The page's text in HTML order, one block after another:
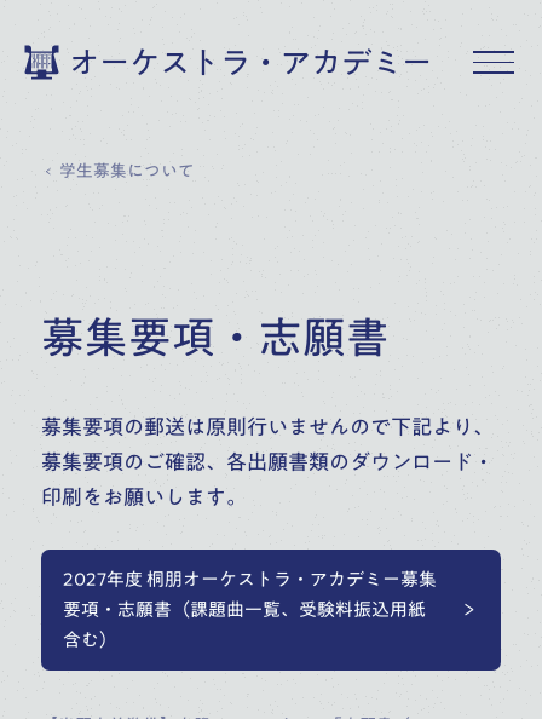
オーケストラ・アカデミー
学生募集について
募集要項・志願書
募集要項の郵送は原則行いませんので下記より、
募集要項のご確認、各出願書類のダウンロード・
印刷をお願いします。
2027年度 桐朋オーケストラ・アカデミー募集
要項・志願書（課題曲一覧、受験料振込用紙
含む）